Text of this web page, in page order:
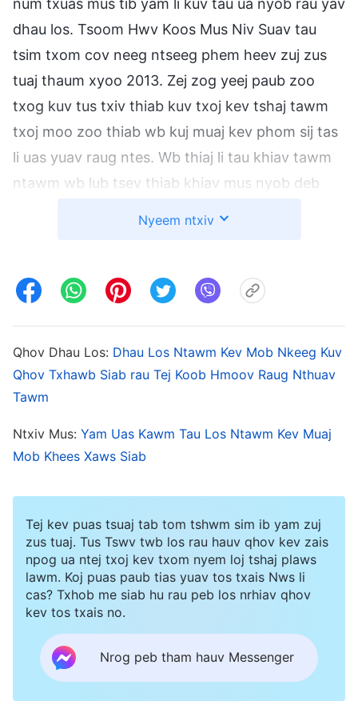
dhau los. Tsoom Hwv Koos Mus Niv Suav tau
tsim txom cov neeg ntseeg phem heev zuj zus
tuaj thaum xyoo 2013. Zej zog yeej paub zoo
txog kuv tus txiv thiab kuv txoj kev tshaj tawm
txoj moo zoo thiab wb kuj muaj kev phom sij tas
li uas yuav raug ntes. Wb thiaj li tau khiav tawm
ntawm wb lub tsev thiab khiav mus nyob deb
Tom qab ntawd kuv pom tias lub qog ntawm kuv
xeeb tias ntshe nws yuav yog qee yam mob rau
thiab xav tias Vajtswv yuav tsum tiv thaiv kuv
xwb li. Tsuav yog kuv ua kuv tes dej num kom
tias Vajtswv yuav muaj kev hlub tshua rau kuv,
thiab kuv yuav tsis mob hnyav.
kuv tus txiv tau coj kuv mus kuaj mob. Tus kws
kho mob hais tias lub kuv lub qog mis twb loj dua
lub qe os lawm thiab nws yog ib qho tsis zoo
kiag li. Kws kho mob hais tias kev muab phais
kiag tam sim ntawd yuav ua rau muaj kev pheej
hmoo heev thiab kuv yuav tsum tau xub noj
Nyeem ntxiv
Qhov Dhau Los: Dhau Los Ntawm Kev Mob Nkeeg Kuv
Qhov Txhawb Siab rau Tej Koob Hmoov Raug Nthuav
Tawm
Ntxiv Mus: Yam Uas Kawm Tau Los Ntawm Kev Muaj
Mob Khees Xaws Siab
Tej kev puas tsuaj tab tom tshwm sim ib yam zuj
zus tuaj. Tus Tswv twb los rau hauv qhov kev zais
npog ua ntej txoj kev txom nyem loj tshaj plaws
lawm. Koj puas paub tias yuav tos txais Nws li
cas? Txhob me siab hu rau peb los nrhiav qhov
kev tos txais no.
Nrog peb tham hauv Messenger